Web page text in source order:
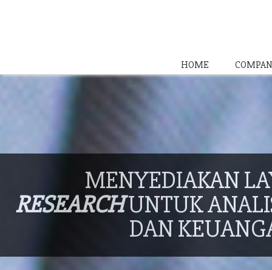
HOME
MENYEDIAKAN
RESEARCHUNTUK
DAN